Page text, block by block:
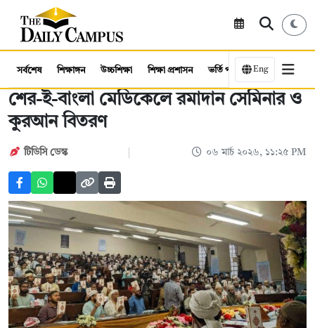
সর্বশেষ শিক্ষাঙ্গন উচ্চশিক্ষা শিক্ষা প্রশাসন ভর্তি পরীক্ষা কর্মসংস্থান
Eng
শের-ই-বাংলা মেডিকেলে রমাদান সেমিনার ও
কুরআন বিতরণ
টিডিসি ডেস্ক ০৬ মার্চ ২০২৬, ১১:২৫ PM